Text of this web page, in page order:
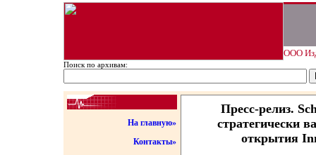
ООО
Поиск по архивам:
На главную»
Контакты»
Пресс-релиз.
стратегически
открытия